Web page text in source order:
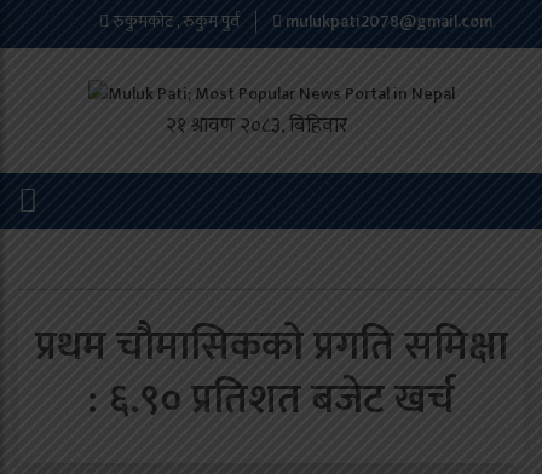
रुकुमकोट , रुकुम पुर्व mulukpati2078@gmail.com
प्रथम चौमासिकको प्रगति समिक्षा
: ६.९० प्रतिशत बजेट खर्च